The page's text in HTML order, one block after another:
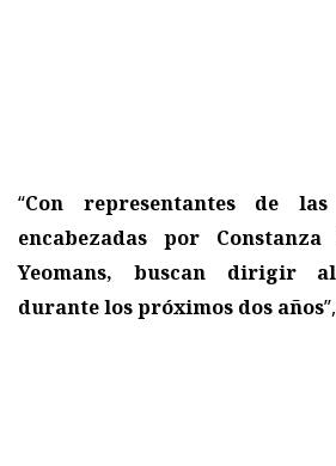
“Con representantes de
encabezadas por
Yeomans, buscan dirigir
durante los próximos dos años